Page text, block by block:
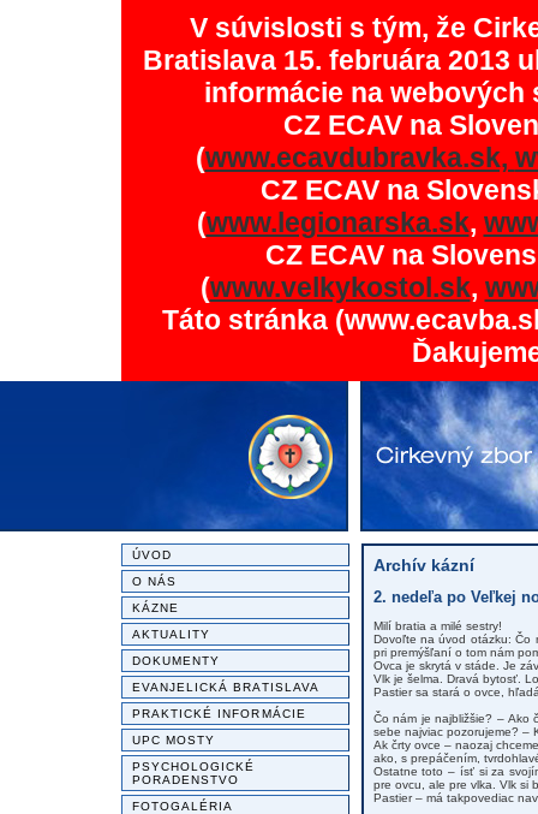
V súvislosti s tým, že
Bratislava 15. februára 2013
informácie na
CZ ECAV na
(www.ecavdubravka.sk,
CZ ECAV na
(www.legionarska.sk,
CZ ECAV na
(www.velkykostol.sk,
Táto stránka
ÚVOD
O NÁS
KÁZNE
AKTUALITY
DOKUMENTY
EVANJELICKÁ BRATISLAVA
PRAKTICKÉ INFORMÁCIE
UPC MOSTY
PSYCHOLOGICKÉ
PORADENSTVO
FOTOGALÉRIA
Archív kázní
2. nedeľa po Veľkej
Milí bratia a milé sestry!
Dovoľte na úvod otázku: Čo
pri premýšľaní o tom nám
Ovca je skrytá v stáde. Je
Vlk je šelma. Dravá bytosť.
Pastier sa stará o ovce,
Čo nám je najbližšie? – Ako
sebe najviac pozorujeme? –
Ak črty ovce – naozaj
ako, s prepáčením,
Ostatne toto – ísť si za
pre ovcu, ale pre vlka. Vlk si
Pastier – má takpovediac